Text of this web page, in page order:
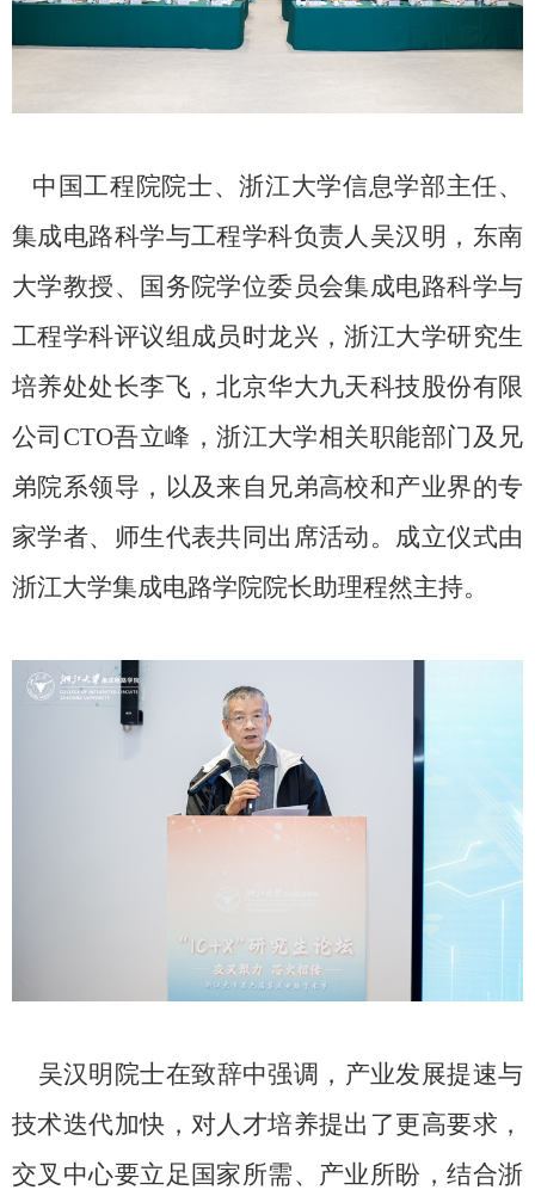
中国工程院院士、浙江大学信息学部主任、
集成电路科学与工程学科负责人吴汉明，东南
大学教授、国务院学位委员会集成电路科学与
工程学科评议组成员时龙兴，浙江大学研究生
培养处处长李飞，北京华大九天科技股份有限
公司 CTO吾立峰，浙江大学相关职能部门及兄
弟院系领导，以及来自兄弟高校和产业界的专
家学者、师生代表共同出席活动。成立仪式由
浙江大学集成电路学院院长助理程然主持。
吴汉明院士在致辞中强调，产业发展提速与
技术迭代加快，对人才培养提出了更高要求，
交叉中心要立足国家所需、产业所盼，结合浙